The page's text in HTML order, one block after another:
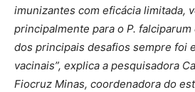
imunizantes com eficácia limitada,
principalmente para o P. falciparum
dos principais desafios sempre foi
vacinais”, explica a pesquisadora
Fiocruz Minas, coordenadora do